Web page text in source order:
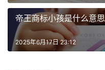
帝王商标小孩是什么意思
2025年6月17日 23:12